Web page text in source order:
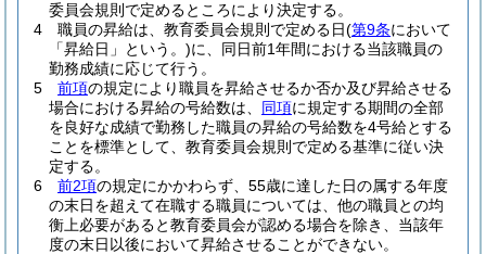
委員会規則で定めるところにより決定する。
4
職員の昇給は、教育委員会規則で定める日(第9条において
「昇給日」という。)に、同日前1年間における当該職員の
勤務成績に応じて行う。
5
前項の規定により職員を昇給させるか否か及び昇給させる
場合における昇給の号給数は、 同項に規定する期間の全部
を良好な成績で勤務した職員の昇給の号給数を4号給とする
ことを標準として、教育委員会規則で定める基準に従い決
定する。
6
前2項の規定にかかわらず、55歳に達した日の属する年度
の末日を超えて在職する職員については、他の職員との均
衡上必要があると教育委員会が認める場合を除き、当該年
度の末日以後において昇給させることができない。